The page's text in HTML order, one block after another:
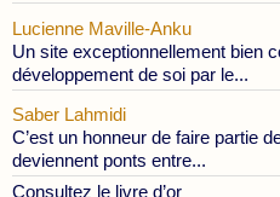
Lucienne Maville-Anku
Un site exceptionnellement bien
développement de soi par le...
Saber Lahmidi
C’est un honneur de faire partie
deviennent ponts entre...
Consultez le livre d’or